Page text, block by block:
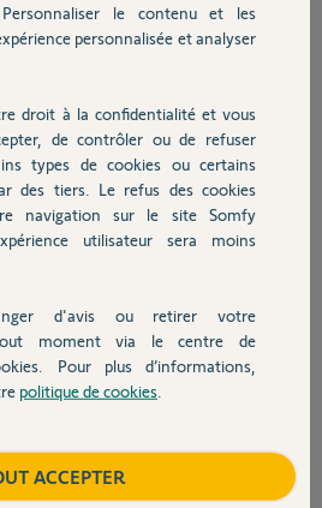
fr_v5/supprimerune_te...
le contenu et les
personnalisée et analyser
droit à la confidentialité et vous
de contrôler ou de refuser
types de cookies ou certains
des tiers. Le refus des cookies
navigation sur le site Somfy
utilisateur sera moins
d'avis ou retirer votre
moment via le centre de
Pour plus d’informations,
politique de cookies
ACCEPTER